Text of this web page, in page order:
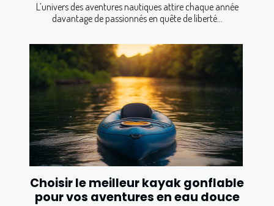
L’univers des aventures nautiques attire chaque année
davantage de passionnés en quête de liberté...
Choisir le meilleur kayak gonflable
pour vos aventures en eau douce